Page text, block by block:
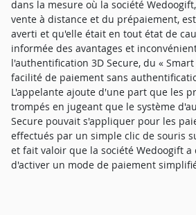
dans la mesure où la société
vente à distance et du prépaiement,
averti et qu'elle était en tout état de
informée des avantages et
l'authentification 3D Secure, du «
facilité de paiement sans
L'appelante ajoute d'une part que les
trompés en jugeant que le système
Secure pouvait s'appliquer pour les
effectués par un simple clic de souris
et fait valoir que la société Wedoogift
d'activer un mode de paiement